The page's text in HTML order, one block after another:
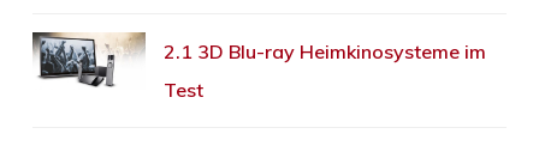
2.1 3D Blu-ray Heimkinosysteme im
Test